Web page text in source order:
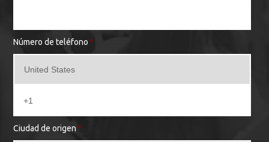
Número de teléfono *
Ciudad de origen *